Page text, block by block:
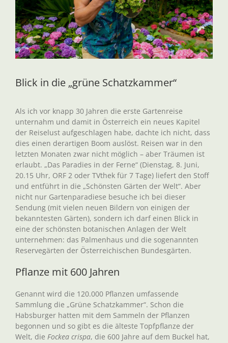
Blick in die „grüne Schatzkammer“
Als ich vor knapp 30 Jahren die erste Gartenreise
unternahm und damit in Österreich ein neues Kapitel
der Reiselust aufgeschlagen habe, dachte ich nicht, dass
dies einen derartigen Boom auslöst. Reisen war in den
letzten Monaten zwar nicht möglich – aber Träumen ist
erlaubt. „Das Paradies in der Ferne“ (Dienstag, 8. Juni,
20.15 Uhr, ORF 2 oder TVthek für 7 Tage) liefert den Stoff
und entführt in die „Schönsten Gärten der Welt“. Aber
nicht nur Gartenparadiese besuche ich bei dieser
Sendung (mit vielen neuen Bildern von einigen der
bekanntesten Gärten), sondern ich darf einen Blick in
eine der schönsten botanischen Anlagen der Welt
unternehmen: das Palmenhaus und die sogenannten
Reservegärten der Österreichischen Bundesgärten.
Pflanze mit 600 Jahren
Genannt wird die 120.000 Pflanzen umfassende
Sammlung die „Grüne Schatzkammer“. Schon die
Habsburger hatten mit dem Sammeln der Pflanzen
begonnen und so gibt es die älteste Topfpflanze der
Welt, die Fockea crispa, die 600 Jahre auf dem Buckel hat,